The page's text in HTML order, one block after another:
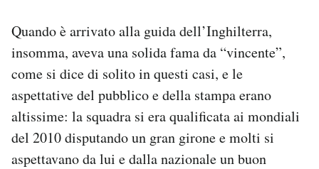
Quando è arrivato alla guida dell’Inghilterra,
insomma, aveva una solida fama da “vincente”,
come si dice di solito in questi casi, e le
aspettative del pubblico e della stampa erano
altissime: la squadra si era qualificata ai mondiali
del 2010 disputando un gran girone e molti si
aspettavano da lui e dalla nazionale un buon